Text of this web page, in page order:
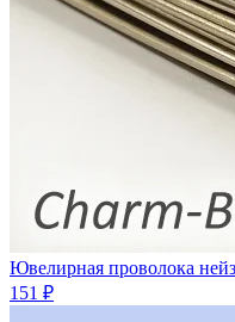
Ювелирная проволока
151 ₽